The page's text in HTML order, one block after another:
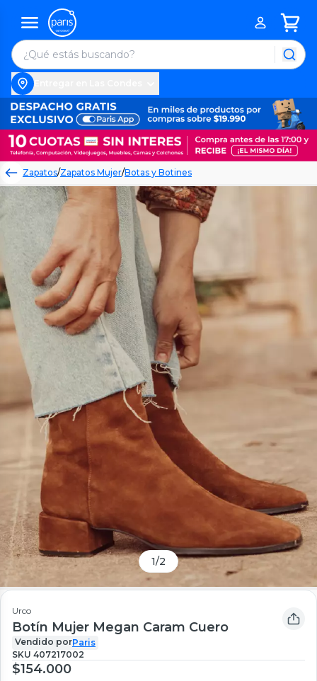
Zapatos/Zapatos Mujer/Botas y Botines
1/2
Urco
Botín Mujer Megan Caram Cuero
Vendido porParis
SKU 407217002
$154.000